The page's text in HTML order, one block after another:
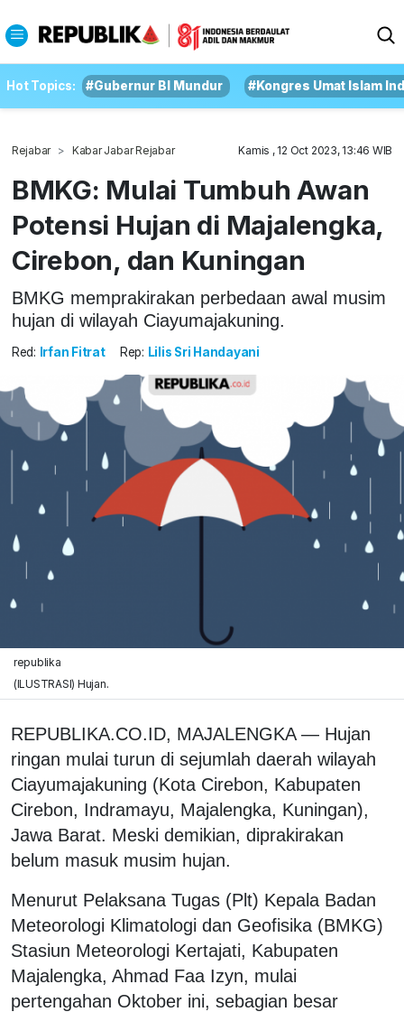
Hot Topics: #Gubernur BI Mundur #Kongres Umat Islam
Rejabar Kabar Jabar Rejabar Kamis , 12 Oct 2023, 13:46 WIB
BMKG: Mulai Tumbuh Awan
Potensi Hujan di Majalengka,
Cirebon, dan Kuningan
BMKG memprakirakan perbedaan awal musim
hujan di wilayah Ciayumajakuning.
Red: Irfan Fitrat Rep: Lilis Sri Handayani
republika
(ILUSTRASI) Hujan.
REPUBLIKA.CO.ID, MAJALENGKA — Hujan
ringan mulai turun di sejumlah daerah wilayah
Ciayumajakuning (Kota Cirebon, Kabupaten
Cirebon, Indramayu, Majalengka, Kuningan),
Jawa Barat. Meski demikian, diprakirakan
belum masuk musim hujan.
Menurut Pelaksana Tugas (Plt) Kepala Badan
Meteorologi Klimatologi dan Geofisika (BMKG)
Stasiun Meteorologi Kertajati, Kabupaten
Majalengka, Ahmad Faa Izyn, mulai
pertengahan Oktober ini, sebagian besar